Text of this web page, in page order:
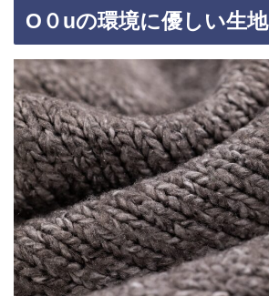
O０uの環境に優しい生地